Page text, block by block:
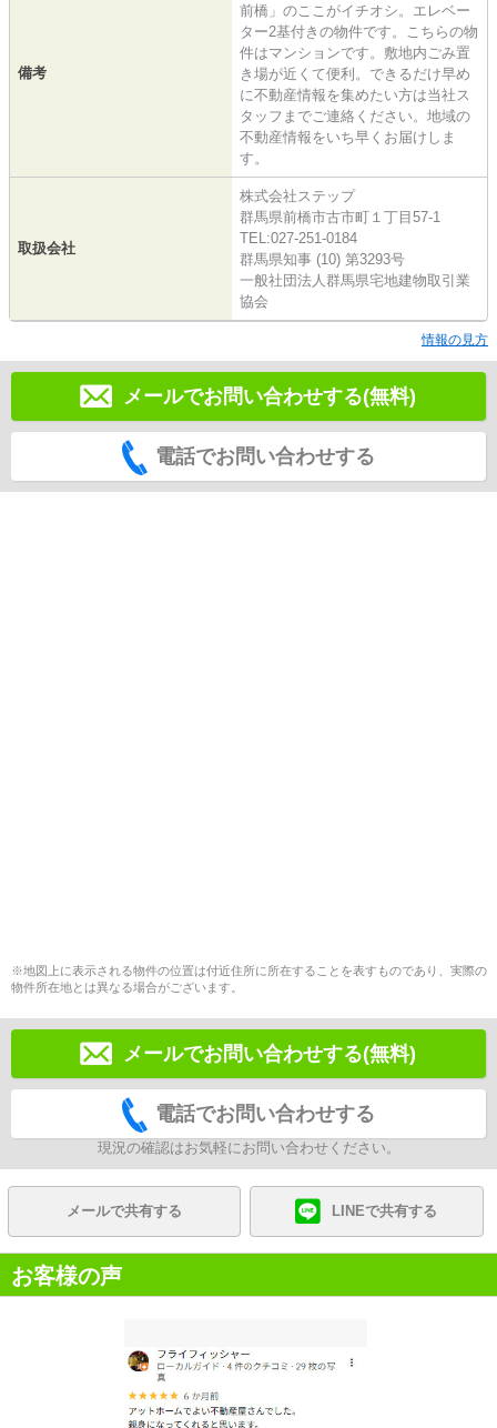
備考
前橋」のここがイチオシ。エレベー
ター2基付きの物件です。こちらの物
件はマンションです。敷地内ごみ置
き場が近くて便利。できるだけ早め
に不動産情報を集めたい方は当社ス
タッフまでご連絡ください。地域の
不動産情報をいち早くお届けしま
す。
取扱会社
株式会社ステップ
群馬県前橋市古市町１丁目57-1
TEL:027-251-0184
群馬県知事 (10) 第3293号
一般社団法人群馬県宅地建物取引業
協会
情報の見方
メールでお問い合わせする(無料)
電話でお問い合わせする
※地図上に表示される物件の位置は付近住所に所在することを表すものであり、実際の
物件所在地とは異なる場合がございます。
メールでお問い合わせする(無料)
電話でお問い合わせする
現況の確認はお気軽にお問い合わせください。
メールで共有する LINEで共有する
お客様の声